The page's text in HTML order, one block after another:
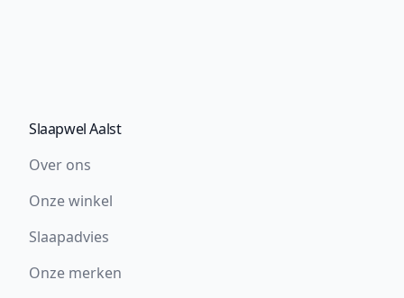
Slaapwel Aalst
Over ons
Onze winkel
Slaapadvies
Onze merken